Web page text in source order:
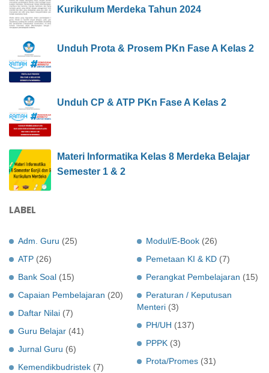
Kurikulum Merdeka Tahun 2024
Unduh Prota & Prosem PKn Fase A Kelas 2
Unduh CP & ATP PKn Fase A Kelas 2
Materi Informatika Kelas 8 Merdeka Belajar
Semester 1 & 2
LABEL
Adm. Guru (25)
ATP (26)
Bank Soal (15)
Capaian Pembelajaran (20)
Daftar Nilai (7)
Guru Belajar (41)
Jurnal Guru (6)
Kemendikbudristek (7)
Modul/E-Book (26)
Pemetaan KI & KD (7)
Perangkat Pembelajaran (15)
Peraturan / Keputusan
Menteri (3)
PH/UH (137)
PPPK (3)
Prota/Promes (31)